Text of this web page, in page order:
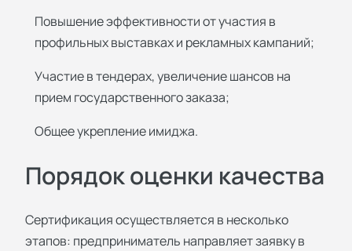
Повышение эффективности от участия в
профильных выставках и рекламных кампаний;
Участие в тендерах, увеличение шансов на
прием государственного заказа;
Общее укрепление имиджа.
Порядок оценки качества
Сертификация осуществляется в несколько
этапов: предприниматель направляет заявку в